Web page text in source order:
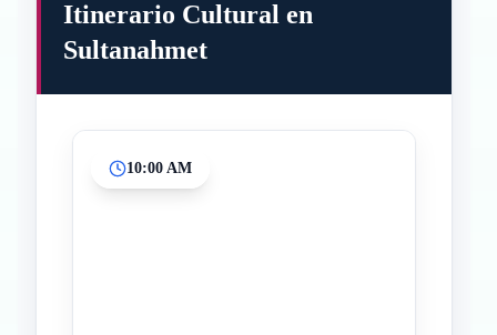
Itinerario Cultural en
Sultanahmet
10:00 AM